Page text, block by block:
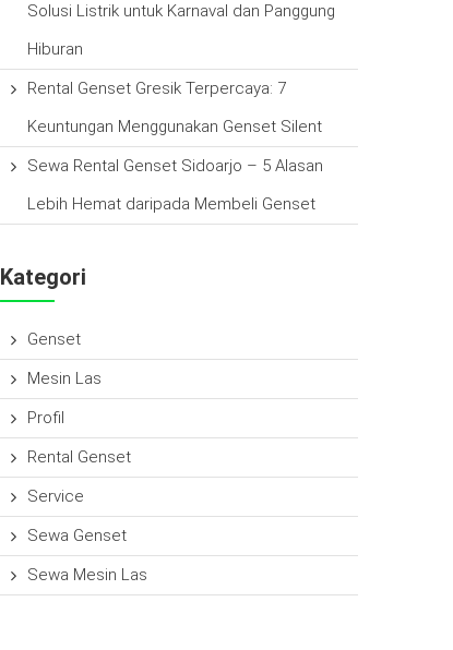
Solusi Listrik untuk Karnaval dan Panggung
Hiburan
Rental Genset Gresik Terpercaya: 7
Keuntungan Menggunakan Genset Silent
Sewa Rental Genset Sidoarjo – 5 Alasan
Lebih Hemat daripada Membeli Genset
Kategori
Genset
Mesin Las
Profil
Rental Genset
Service
Sewa Genset
Sewa Mesin Las